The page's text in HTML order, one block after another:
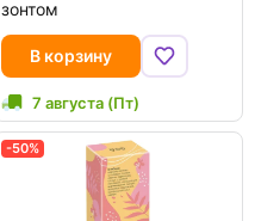
зонтом
В корзину
7 августа (Пт)
-50%